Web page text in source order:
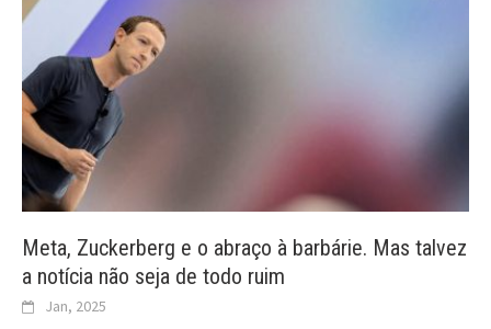
Meta, Zuckerberg e o abraço à barbárie. Mas talvez
a notícia não seja de todo ruim
Jan, 2025